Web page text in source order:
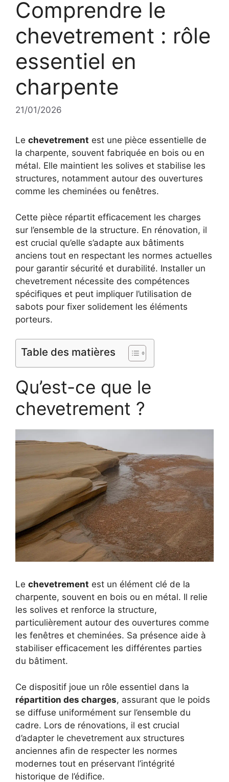
Comprendre le
chevetrement : rôle
essentiel en
charpente
21/01/2026
Le chevetrement est une pièce essentielle de
la charpente, souvent fabriquée en bois ou en
métal. Elle maintient les solives et stabilise les
structures, notamment autour des ouvertures
comme les cheminées ou fenêtres.
Cette pièce répartit efficacement les charges
sur l’ensemble de la structure. En rénovation, il
est crucial qu’elle s’adapte aux bâtiments
anciens tout en respectant les normes actuelles
pour garantir sécurité et durabilité. Installer un
chevetrement nécessite des compétences
spécifiques et peut impliquer l’utilisation de
sabots pour fixer solidement les éléments
porteurs.
Table des matières
Qu’est-ce que le
chevetrement ?
Le chevetrement est un élément clé de la
charpente, souvent en bois ou en métal. Il relie
les solives et renforce la structure,
particulièrement autour des ouvertures comme
les fenêtres et cheminées. Sa présence aide à
stabiliser efficacement les différentes parties
du bâtiment.
Ce dispositif joue un rôle essentiel dans la
répartition des charges, assurant que le poids
se diffuse uniformément sur l’ensemble du
cadre. Lors de rénovations, il est crucial
d’adapter le chevetrement aux structures
anciennes afin de respecter les normes
modernes tout en préservant l’intégrité
historique de l’édifice.